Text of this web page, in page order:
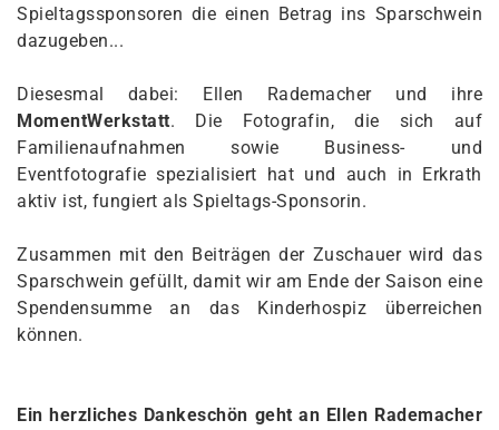
Spieltagssponsoren die einen Betrag ins Sparschwein
dazugeben...
Diesesmal dabei: Ellen Rademacher und ihre
MomentWerkstatt. Die Fotografin, die sich auf
Familienaufnahmen sowie Business- und
Eventfotografie spezialisiert hat und auch in Erkrath
aktiv ist, fungiert als Spieltags-Sponsorin.
Zusammen mit den Beiträgen der Zuschauer wird das
Sparschwein gefüllt, damit wir am Ende der Saison eine
Spendensumme an das Kinderhospiz überreichen
können.
Ein herzliches Dankeschön geht an Ellen Rademacher